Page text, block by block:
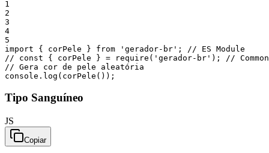
1
2
3
4
5
import
{ corPele } from 'gerador-br' ;
// ES Module
// const { corPele } = require('gerador-br'); //
// Gera cor de pele aleatória
console . log ( corPele ( ) ) ;
Tipo Sanguíneo
JS
Copiar